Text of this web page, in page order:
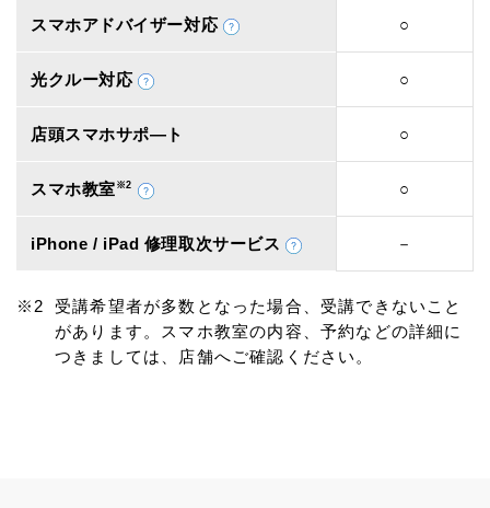
スマホアドバイザー対応 ○
光クルー対応 ○
店頭スマホサポ―ト ○
スマホ教室 ※2 ○
iPhone / iPad 修理取次サービス －
受講希望者が多数となった場合、受講できないこと
があります。スマホ教室の内容、予約などの詳細に
つきましては、店舗へご確認ください。